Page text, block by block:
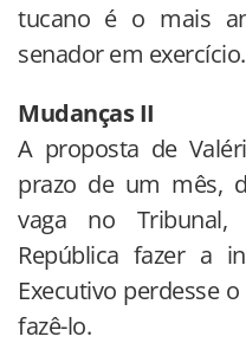
tucano é o mais
senador em exercício.
Mudanças II
A proposta de
prazo de um mês,
vaga no
República fazer a
Executivo perdesse
fazê-lo.